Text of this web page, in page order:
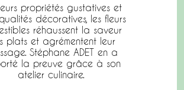
propriétés gustatives et
décoratives, les fleurs
réhaussent la saveur
plats et agrémentent leur
Stéphane ADET en a
la preuve grâce à son
atelier culinaire.